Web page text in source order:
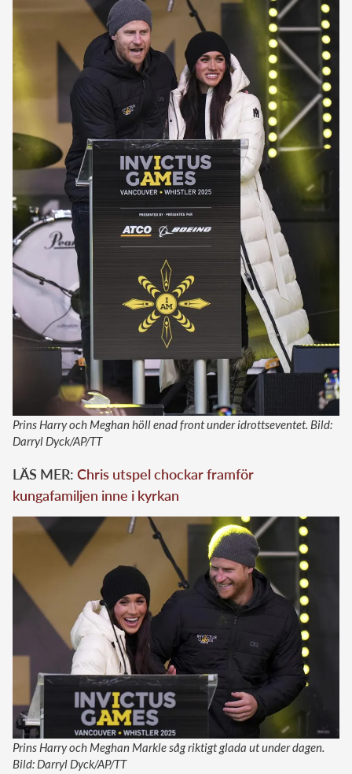
Prins Harry och Meghan höll enad front under idrottseventet. Bild:
Darryl Dyck/AP/TT
LÄS MER: Chris utspel chockar framför
kungafamiljen inne i kyrkan
Prins Harry och Meghan Markle såg riktigt glada ut under dagen.
Bild: Darryl Dyck/AP/TT